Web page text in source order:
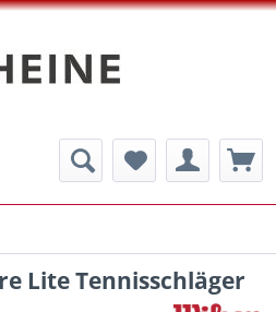
Lite Tennisschläger